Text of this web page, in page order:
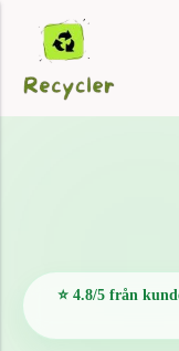
⭐ 4.8/5 från